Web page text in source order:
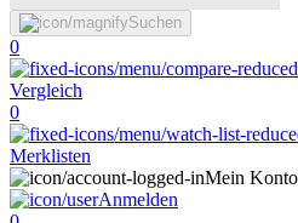
Suchen
0
Vergleich
0
Merklisten
Mein Konto
Anmelden